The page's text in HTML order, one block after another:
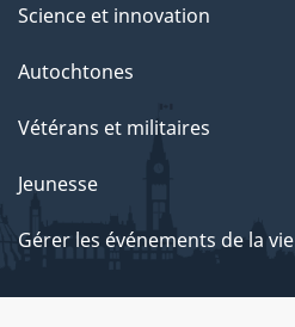
Science et innovation
Autochtones
Vétérans et militaires
Jeunesse
Gérer les événements de la vie